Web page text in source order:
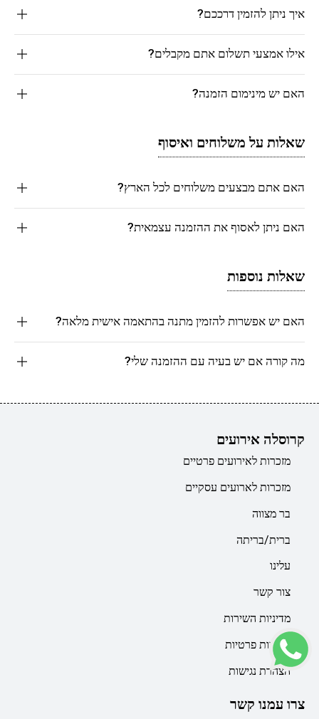
איך ניתן להזמין דרככם?
אילו אמצעי תשלום אתם מקבלים?
האם יש מינימום הזמנה?
שאלות על משלוחים ואיסוף
האם אתם מבצעים משלוחים לכל הארץ?
האם ניתן לאסוף את ההזמנה עצמאית?
שאלות נוספות
האם יש אפשרות להזמין מתנה בהתאמה אישית מלאה?
מה קורה אם יש בעיה עם ההזמנה שלי?
קרוסלה אירועים
מזכרות לאירועים פרטיים
מזכרות לארועים עסקיים
בר מצווה
ברית/בריתה
עלינו
צור קשר
מדיניות השירות
מדיניות פרטיות
הצהרת נגישות
צרו עמנו קשר